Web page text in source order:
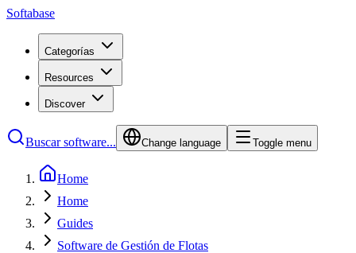
Softabase
Categorías
Resources
Discover
Buscar software... Change language Toggle menu
Home
Home
Guides
Software de Gestión de Flotas